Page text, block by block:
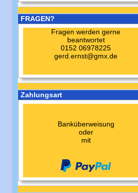
FRAGEN?
Fragen werden gerne
beantwortet
0152 06978225
gerd.ernst@gmx.de
Zahlungsart
Banküberweisung
oder
mit